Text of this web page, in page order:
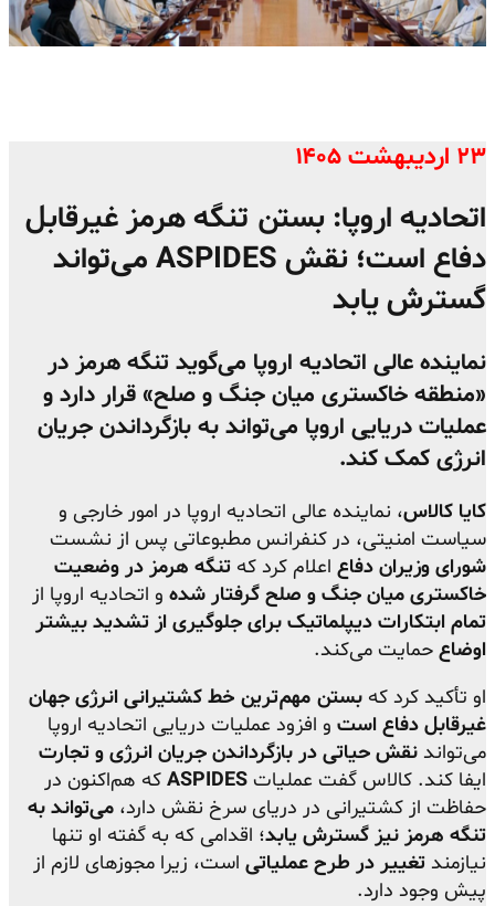
۲۳ اردیبهشت ۱۴۰۵
اتحادیه اروپا: بستن تنگه هرمز غیرقابل
دفاع است؛ نقش ASPIDES می‌تواند
گسترش یابد
نماینده عالی اتحادیه اروپا می‌گوید تنگه هرمز در
«منطقه خاکستری میان جنگ و صلح» قرار دارد و
عملیات دریایی اروپا می‌تواند به بازگرداندن جریان
انرژی کمک کند.
کایا کالاس، نماینده عالی اتحادیه اروپا در امور خارجی و
سیاست امنیتی، در کنفرانس مطبوعاتی پس از نشست
شورای وزیران دفاع اعلام کرد که تنگه هرمز در وضعیت
خاکستری میان جنگ و صلح گرفتار شده و اتحادیه اروپا از
تمام ابتکارات دیپلماتیک برای جلوگیری از تشدید بیشتر
اوضاع حمایت می‌کند.
او تأکید کرد که بستن مهم‌ترین خط کشتیرانی انرژی جهان
غیرقابل دفاع است و افزود عملیات دریایی اتحادیه اروپا
می‌تواند نقش حیاتی در بازگرداندن جریان انرژی و تجارت
ایفا کند. کالاس گفت عملیات ASPIDES که هم‌اکنون در
حفاظت از کشتیرانی در دریای سرخ نقش دارد، می‌تواند به
تنگه هرمز نیز گسترش یابد؛ اقدامی که به گفته او تنها
نیازمند تغییر در طرح عملیاتی است، زیرا مجوزهای لازم از
پیش وجود دارد.